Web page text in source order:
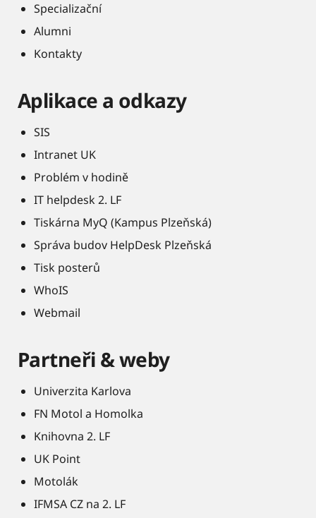
Specializační
Alumni
Kontakty
Aplikace a odkazy
SIS
Intranet UK
Problém v hodině
IT helpdesk 2. LF
Tiskárna MyQ (Kampus Plzeňská)
Správa budov HelpDesk Plzeňská
Tisk posterů
WhoIS
Webmail
Partneři & weby
Univerzita Karlova
FN Motol a Homolka
Knihovna 2. LF
UK Point
Motolák
IFMSA CZ na 2. LF